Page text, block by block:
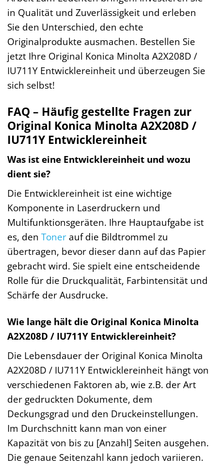
in Qualität und Zuverlässigkeit und erleben
Sie den Unterschied, den echte
Originalprodukte ausmachen. Bestellen Sie
jetzt Ihre Original Konica Minolta A2X208D /
IU711Y Entwicklereinheit und überzeugen Sie
sich selbst!
FAQ – Häufig gestellte Fragen zur
Original Konica Minolta A2X208D /
IU711Y Entwicklereinheit
Was ist eine Entwicklereinheit und wozu
dient sie?
Die Entwicklereinheit ist eine wichtige
Komponente in Laserdruckern und
Multifunktionsgeräten. Ihre Hauptaufgabe ist
es, den Toner auf die Bildtrommel zu
übertragen, bevor dieser dann auf das Papier
gebracht wird. Sie spielt eine entscheidende
Rolle für die Druckqualität, Farbintensität und
Schärfe der Ausdrucke.
Wie lange hält die Original Konica Minolta
A2X208D / IU711Y Entwicklereinheit?
Die Lebensdauer der Original Konica Minolta
A2X208D / IU711Y Entwicklereinheit hängt von
verschiedenen Faktoren ab, wie z.B. der Art
der gedruckten Dokumente, dem
Deckungsgrad und den Druckeinstellungen.
Im Durchschnitt kann man von einer
Kapazität von bis zu [Anzahl] Seiten ausgehen.
Die genaue Seitenzahl kann jedoch variieren.